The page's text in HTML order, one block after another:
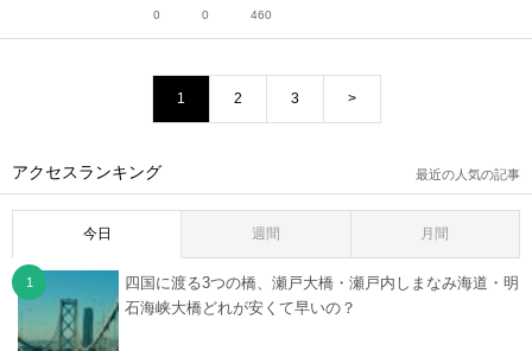
0 0 460
1 2 3 >
アクセスランキング 最近の人気の記事
今日 週間 月間
四国に渡る3つの橋、瀬戸大橋・瀬戸内しまなみ海道・明
石海峡大橋どれが安くて早いの？